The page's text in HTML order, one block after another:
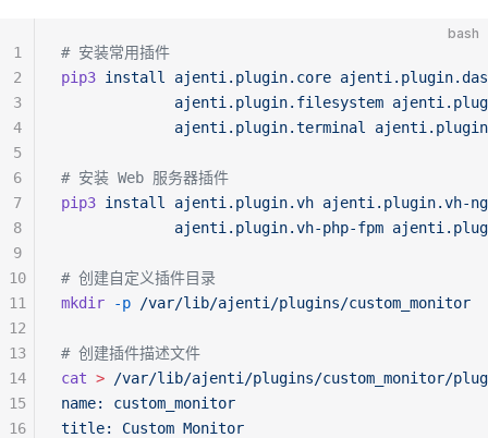
bash
# 安装常用插件
pip3 install ajenti.plugin.core
             ajenti.plugin.filesystem
             ajenti.plugin.terminal
# 安装 Web 服务器插件
pip3 install ajenti.plugin.vh ajenti.plugin.vh-
             ajenti.plugin.vh-php-fpm
# 创建自定义插件目录
mkdir -p /var/lib/ajenti/plugins/custom_monitor
# 创建插件描述文件
cat > /var/lib/ajenti/plugins/custom_monitor/
name: custom_monitor
title: Custom Monitor
1
2
3
4
5
6
7
8
9
10
11
12
13
14
15
16